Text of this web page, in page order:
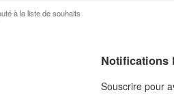
à la liste de souhaits
Notifications
Souscrire pour